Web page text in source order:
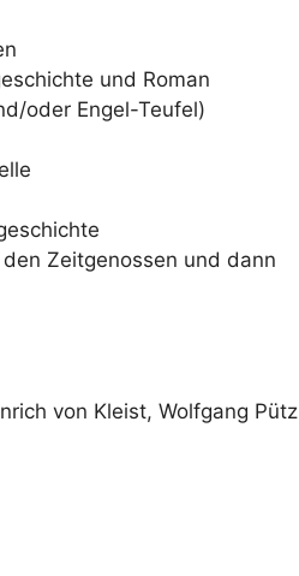
und Roman
oder Engel-Teufel)
Zeitgenossen und dann
von Kleist, Wolfgang Pütz